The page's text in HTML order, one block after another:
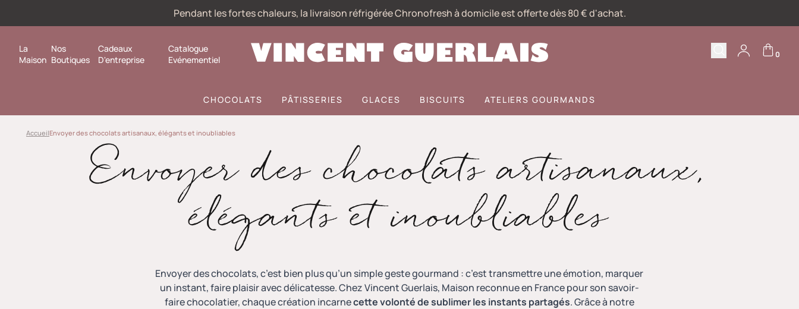
Pendant les fortes chaleurs, la livraison réfrigérée Chronofresh à domicile est offerte dès 80 € d'achat.
0
CHOCOLATS PÂTISSERIES GLACES BISCUITS ATELIERS GOURMANDS
La
Maison
Nos
Boutiques
Cadeaux
D'entreprise
Catalogue
Evénementiel
AccueilEnvoyer des chocolats artisanaux, élégants et inoubliables
Envoyer des chocolats artisanaux,
élégants et inoubliables
Envoyerdes chocolats, c’est bien plus qu’un simple geste gourmand : c’est transmettre une émotion, marquer
un instant, faire plaisir avec délicatesse. Chez Vincent Guerlais, Maison reconnue en France pour son savoir-
faire chocolatier, chaque création incarnecette volonté de sublimer les instants partagés. Grâce à notre